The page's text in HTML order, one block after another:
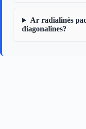
Ar radialinės
diagonalines?